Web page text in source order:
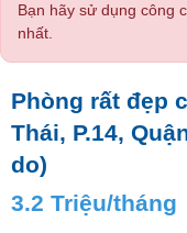
Bạn hãy sử dụng công
nhất.
Phòng rất đẹp
Thái, P.14,
do)
3.2 Triệu/tháng